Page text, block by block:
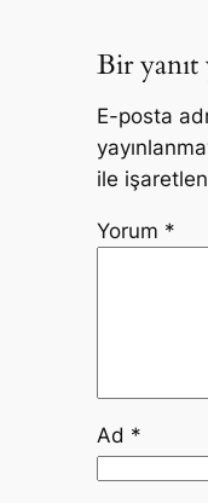
Bir yanıt
E-posta
ile
Yorum *
Ad *